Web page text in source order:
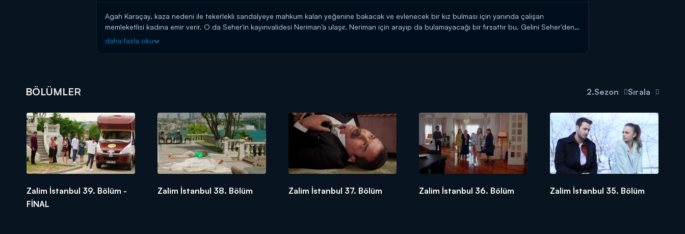
Agah Karaçay, kaza nedeni ile tekerlekli sandalyeye mahkum kalan yeğenine bakacak ve evlenecek bir kız bulması için yanında çalışan
memleketlisi kadına emir verir. O da Seher'in kayınvalidesi Neriman’a ulaşır. Neriman için arayıp da bulamayacağı bir fırsattır bu. Gelini Seher'den
gizli torunu Ceren'i kafaya alarak planlar yapmaya başlar. Ceren ise, Agah'ın yakışıklı oğlu Cenk ile evleneceğini düşünerek babaannesinin
daha fazla oku
BÖLÜMLER 2.Sezon Sırala
Zalim İstanbul 39. Bölüm -
FİNAL
Zalim İstanbul 38. Bölüm Zalim İstanbul 37. Bölüm Zalim İstanbul 36. Bölüm Zalim İstanbul 35. Bölüm